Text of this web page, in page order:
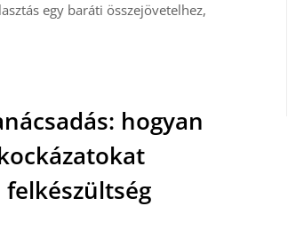
egy baráti összejövetelhez,
hogyan